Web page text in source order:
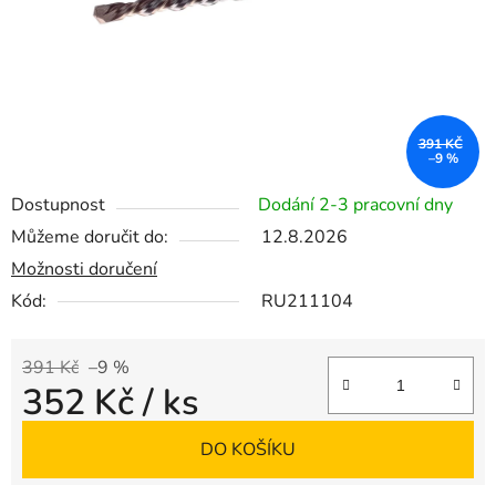
Dostupnost
Dodání 2-3 pracovní dny
Můžeme doručit do:
12.8.2026
Možnosti doručení
Kód:
RU211104
391 Kč –9 %
352 Kč/ ks
DO KOŠÍKU
391 KČ
–9 %